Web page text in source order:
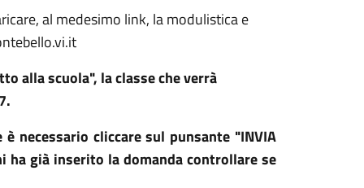
al medesimo link, la modulistica e
alla scuola", la classe che verrà
è necessario cliccare sul punsante "INVIA
ha già inserito la domanda controllare se